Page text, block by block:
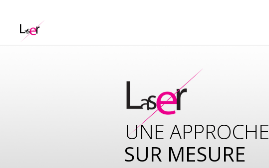
SUR MESURE
UNE APPROCHE